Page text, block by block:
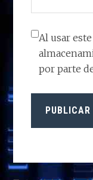
Al usar
por parte